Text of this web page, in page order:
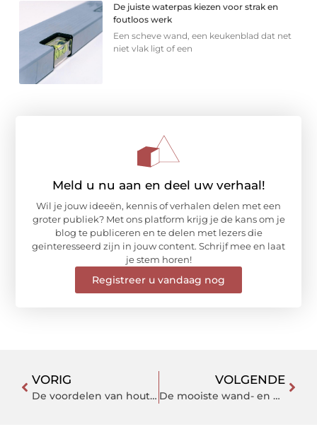
De juiste waterpas kiezen voor strak en
foutloos werk
Een scheve wand, een keukenblad dat net
niet vlak ligt of een
Meld u nu aan en deel uw verhaal!
Wil je jouw ideeën, kennis of verhalen delen met een
groter publiek? Met ons platform krijg je de kans om je
blog te publiceren en te delen met lezers die
geïnteresseerd zijn in jouw content. Schrijf mee en laat
je stem horen!
Registreer u vandaag nog
VORIG
De voordelen van houten vloeren
VOLGENDE
De mooiste wand- en vloertegels koopt u hier